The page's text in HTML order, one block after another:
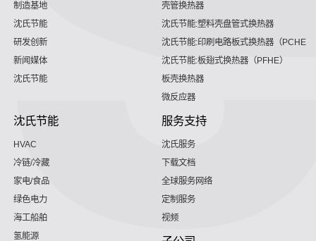
制造基地
沈氏节能
研发创新
新闻媒体
沈氏节能
壳管换热器
沈氏节能:塑料壳盘管式换热器
沈氏节能:印刷电路板式换热器（PCHE）
沈氏节能:板翅式换热器（PFHE）
板壳换热器
微反应器
沈氏节能
HVAC
冷链/冷藏
家电/食品
绿色电力
海工船舶
氢能源
服务支持
沈氏服务
下载文档
全球服务网络
定制服务
视频